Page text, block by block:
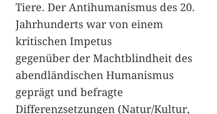
Tiere. Der Antihumanismus des 20.
Jahrhunderts war von einem
kritischen Impetus
gegenüber der Machtblindheit des
abendländischen Humanismus
geprägt und befragte
Differenzsetzungen (Natur/Kultur,